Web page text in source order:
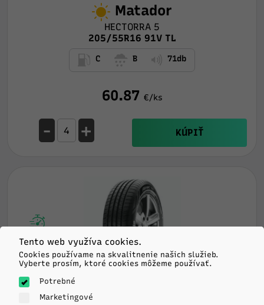
Matador
HECTORRA 5
205/55R16 91V TL
C B 71db
60.87 €/ks
- + KÚPIŤ
Expedujeme
Tento web využíva cookies.
Cookies používame na skvalitnenie našich služieb.
Vyberte prosím, ktoré cookies môžeme používať.
Potrebné
Marketingové